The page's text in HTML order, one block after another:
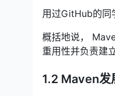
用过GitHub的同
概括地说，
重用性并负责建
1.2 Maven发